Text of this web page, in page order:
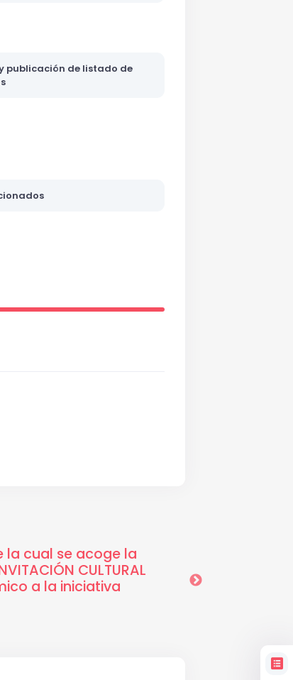
publicación de listado de
la cual se acoge la
CULTURAL
a la iniciativa
MUNDIAL DEL